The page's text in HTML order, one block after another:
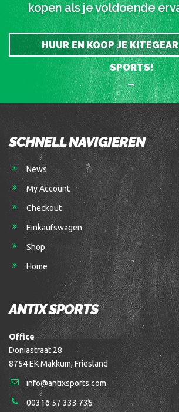
kopen als je voldoende
HUUR EN KOOP JE
SPORTS!
SCHNELL NAVIGIEREN
News
My Account
Checkout
Einkaufswagen
Shop
Home
ANTIX SPORTS
Office
Doniastraat 28
8754 EK Makkum, Friesland
info@antixsports.com
00316 57 333 735